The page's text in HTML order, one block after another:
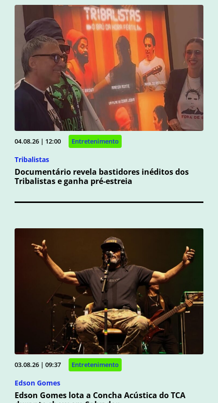
04.08.26 | 12:00 Entretenimento
Tribalistas
Documentário revela bastidores inéditos dos
Tribalistas e ganha pré-estreia
03.08.26 | 09:37 Entretenimento
Edson Gomes
Edson Gomes lota a Concha Acústica do TCA